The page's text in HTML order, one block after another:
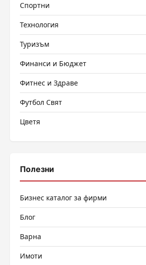
Спортни
Технология
Туризъм
Финанси и Бюджет
Фитнес и Здраве
Футбол Свят
Цветя
Полезни
Бизнес каталог за фирми
Блог
Варна
Имоти